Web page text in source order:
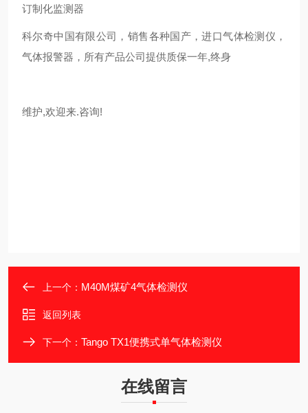
订制化监测器
科尔奇中国有限公司，销售各种国产，进口气体检测仪，
气体报警器，所有产品公司提供质保一年,终身
维护,欢迎来.咨询!
上一个： M40M煤矿4气体检测仪
返回列表
下一个： Tango TX1便携式单气体检测仪
在线留言